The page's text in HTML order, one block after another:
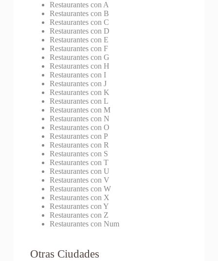
Restaurantes con A
Restaurantes con B
Restaurantes con C
Restaurantes con D
Restaurantes con E
Restaurantes con F
Restaurantes con G
Restaurantes con H
Restaurantes con I
Restaurantes con J
Restaurantes con K
Restaurantes con L
Restaurantes con M
Restaurantes con N
Restaurantes con O
Restaurantes con P
Restaurantes con R
Restaurantes con S
Restaurantes con T
Restaurantes con U
Restaurantes con V
Restaurantes con W
Restaurantes con X
Restaurantes con Y
Restaurantes con Z
Restaurantes con Num
Otras Ciudades